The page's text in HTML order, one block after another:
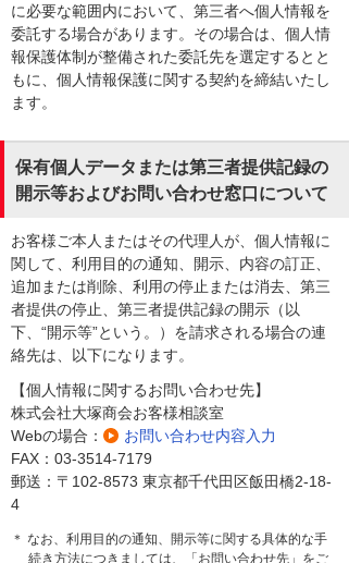
に必要な範囲内において、第三者へ個人情報を
委託する場合があります。その場合は、個人情
報保護体制が整備された委託先を選定するとと
もに、個人情報保護に関する契約を締結いたし
ます。
保有個人データまたは第三者提供記録の
開示等およびお問い合わせ窓口について
お客様ご本人またはその代理人が、個人情報に
関して、利用目的の通知、開示、内容の訂正、
追加または削除、利用の停止または消去、第三
者提供の停止、第三者提供記録の開示（以
下、“開示等”という。）を請求される場合の連
絡先は、以下になります。
【個人情報に関するお問い合わせ先】
株式会社大塚商会お客様相談室
Webの場合：
お問い合わせ内容入力
FAX：03-3514-7179
郵送：〒102-8573 東京都千代田区飯田橋2-18-
4
＊ なお、利用目的の通知、開示等に関する具体的な手
続き方法につきましては、「お問い合わせ先」をご